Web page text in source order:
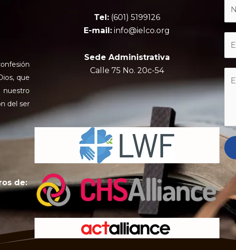
que
del ser
de:
Tel:(601) 5199126
E-mail: info@ielco.org
Sede Administrativa
Calle 75 No. 20c-54